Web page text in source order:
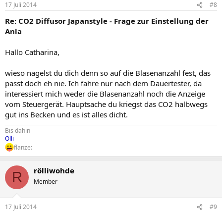
17 Juli 2014 #8
Re: CO2 Diffusor Japanstyle - Frage zur Einstellung der
Anla
Hallo Catharina,
wieso nagelst du dich denn so auf die Blasenanzahl fest, das
passt doch eh nie. Ich fahre nur nach dem Dauertester, da
interessiert mich weder die Blasenanzahl noch die Anzeige
vom Steuergerät. Hauptsache du kriegst das CO2 halbwegs
gut ins Becken und es ist alles dicht.
Bis dahin
Olli
flanze:
R rölliwohde
Member
17 Juli 2014 #9